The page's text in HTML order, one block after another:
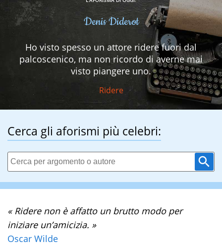
Denis Diderot
Ho visto spesso un attore ridere fuori dal
palcoscenico, ma non ricordo di averne mai
visto piangere uno.
Ridere
Cerca gli aforismi più celebri:
« Ridere non è affatto un brutto modo per
iniziare un’amicizia. »
Oscar Wilde